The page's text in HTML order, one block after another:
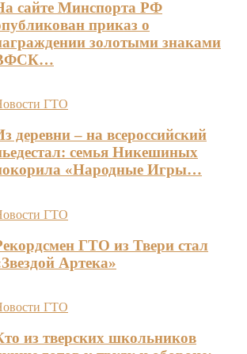
сайте Минспорта РФ
приказ о
золотыми знаками
ГТО
деревни – на всероссийский
семья Никешиных
«Народные Игры…
ГТО
ГТО из Твери стал
Артека»
ГТО
из тверских школьников